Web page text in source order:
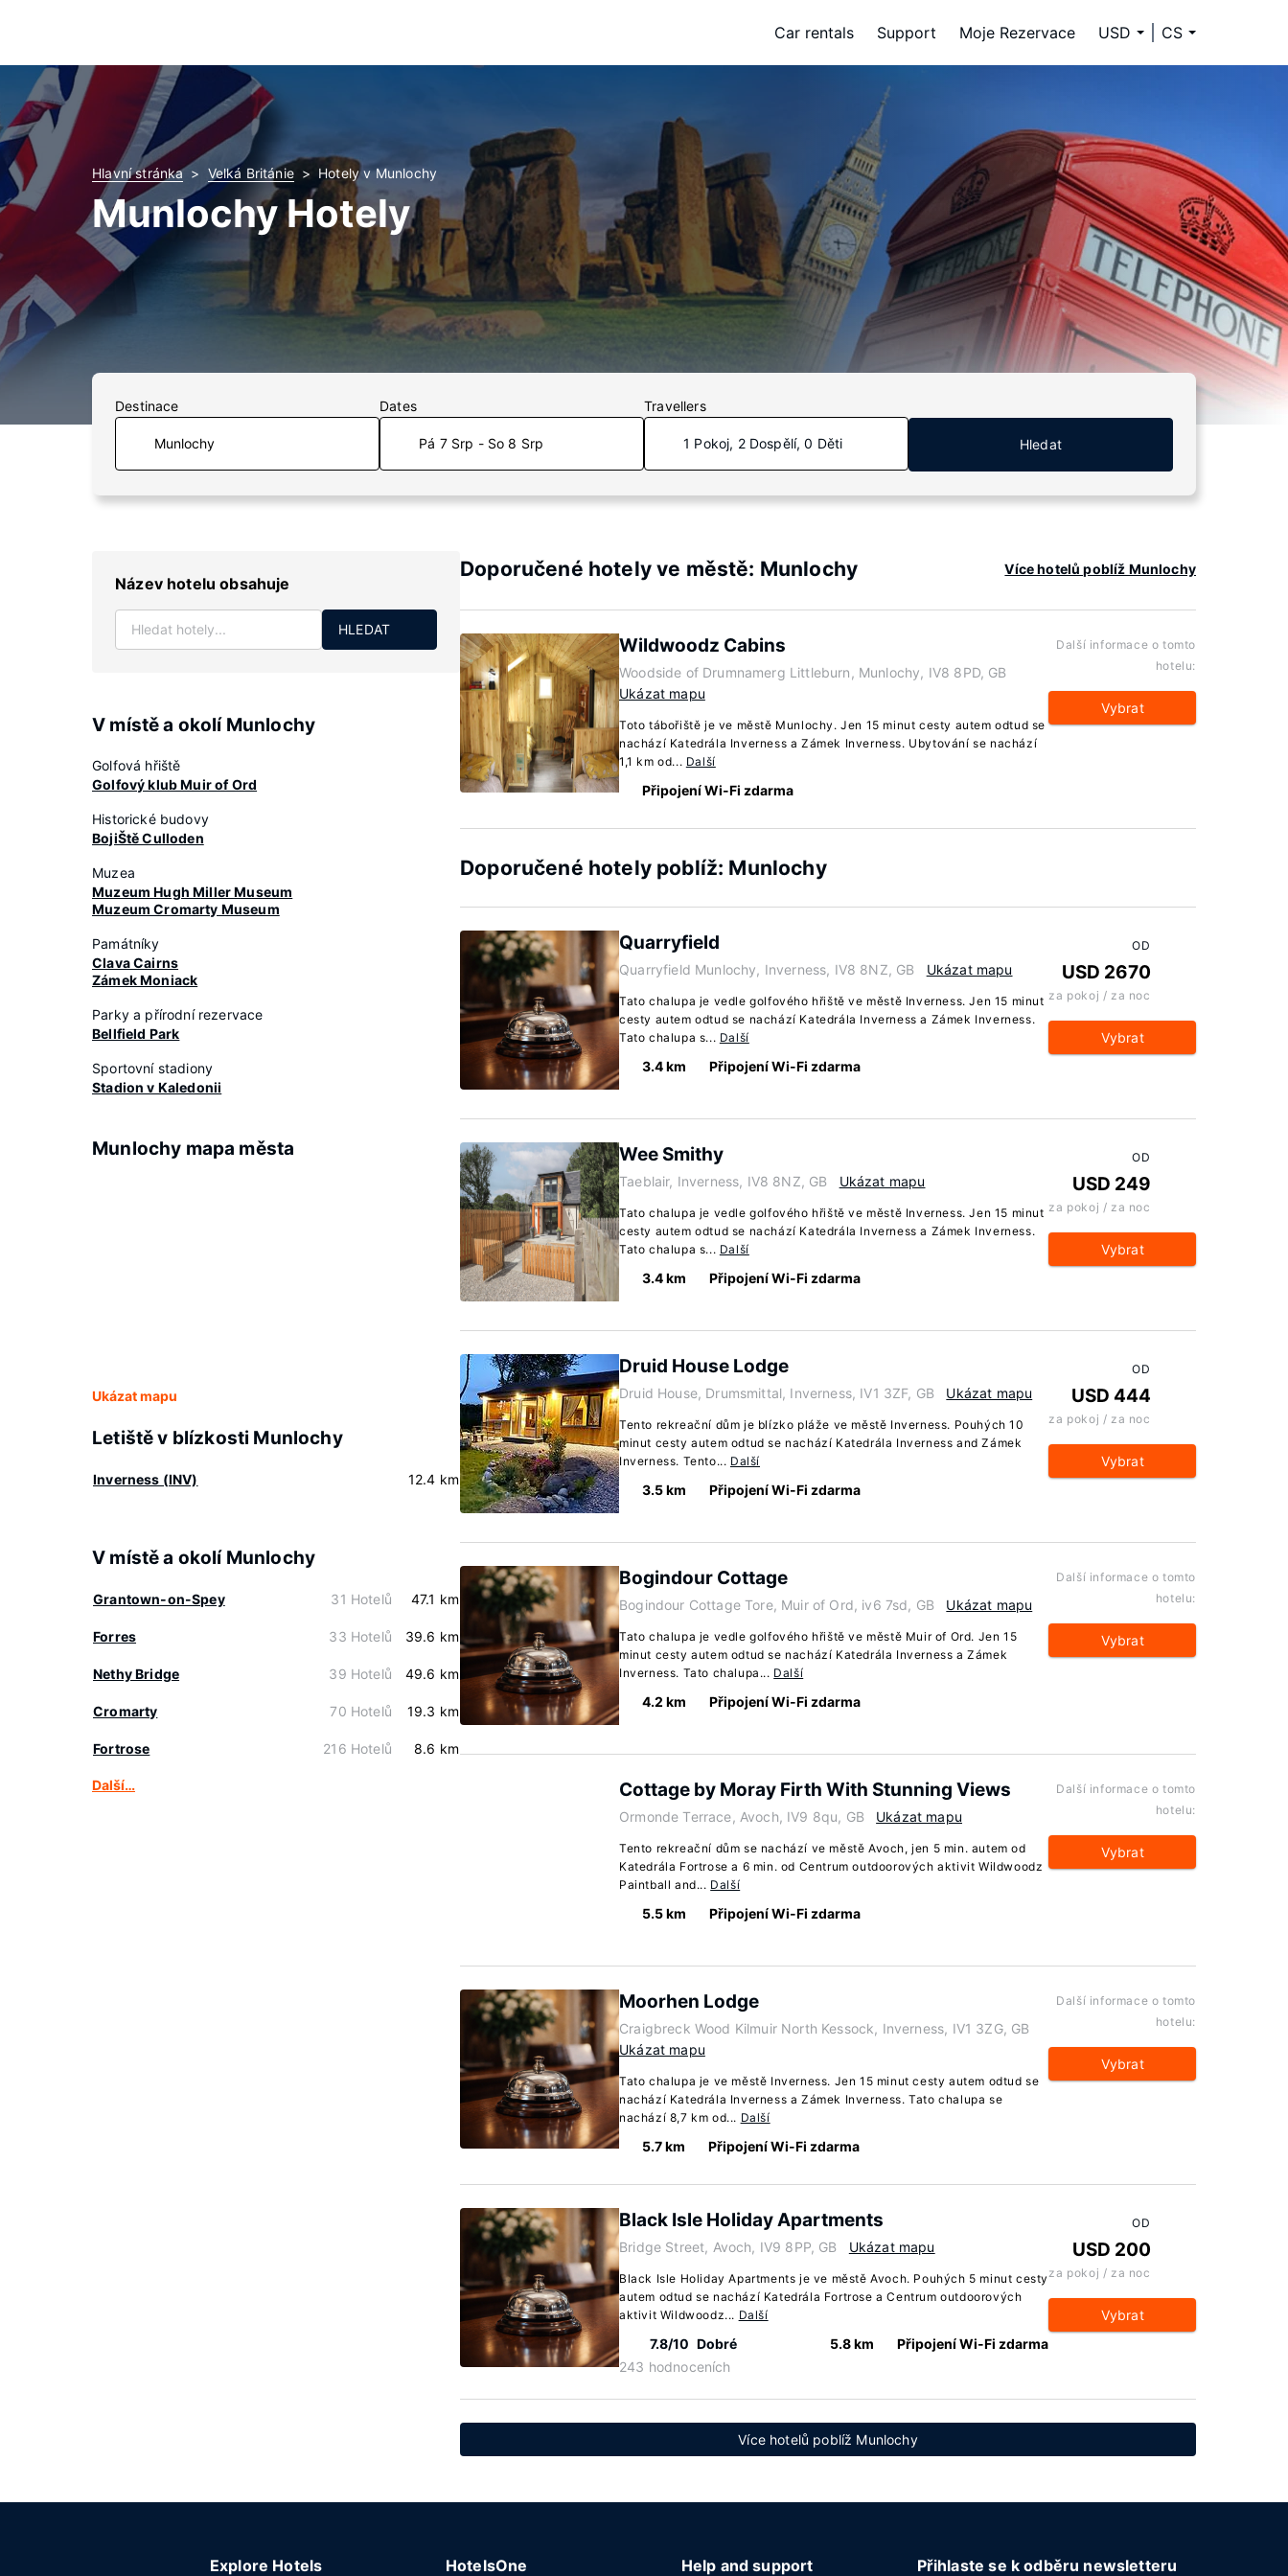
Car rentals Support Moje Rezervace USD CS
Hlavní stránka Velká Británie Hotely v Munlochy
Munlochy Hotely
Destinace Dates
Pá 7 Srp - So 8 Srp
Travellers
1 Pokoj, 2 Dospělí, 0 Děti Hledat
Název hotelu obsahuje
HLEDAT
V místě a okolí Munlochy
Golfová hřiště
Golfový klub Muir of Ord
Historické budovy
BojiŠtě Culloden
Muzea
Muzeum Hugh Miller Museum
Muzeum Cromarty Museum
Památníky
Clava Cairns
Zámek Moniack
Parky a přírodní rezervace
Bellfield Park
Sportovní stadiony
Stadion v Kaledonii
Munlochy mapa města
Ukázat mapu
Letiště v blízkosti Munlochy
Inverness (INV) 12.4 km
V místě a okolí Munlochy
Grantown-on-Spey 31 Hotelů 47.1 km
Forres 33 Hotelů 39.6 km
Nethy Bridge 39 Hotelů 49.6 km
Cromarty 70 Hotelů 19.3 km
Fortrose 216 Hotelů 8.6 km
Další…
Doporučené hotely ve městě: Munlochy Více hotelů poblíž Munlochy
Wildwoodz Cabins
Woodside of Drumnamerg Littleburn, Munlochy, IV8 8PD, GB
Ukázat mapu
Toto tábořiště je ve městě Munlochy. Jen 15 minut cesty autem odtud se
nachází Katedrála Inverness a Zámek Inverness. Ubytování se nachází
1,1 km od... Další
Připojení Wi-Fi zdarma
Další informace o tomto
hotelu:
Vybrat
Doporučené hotely poblíž: Munlochy
Quarryfield
Quarryfield Munlochy, Inverness, IV8 8NZ, GB Ukázat mapu
Tato chalupa je vedle golfového hřiště ve městě Inverness. Jen 15 minut
cesty autem odtud se nachází Katedrála Inverness a Zámek Inverness.
Tato chalupa s... Další
3.4 km Připojení Wi-Fi zdarma
OD
USD 2670
za pokoj / za noc
Vybrat
Wee Smithy
Taeblair, Inverness, IV8 8NZ, GB Ukázat mapu
Tato chalupa je vedle golfového hřiště ve městě Inverness. Jen 15 minut
cesty autem odtud se nachází Katedrála Inverness a Zámek Inverness.
Tato chalupa s... Další
3.4 km Připojení Wi-Fi zdarma
OD
USD 249
za pokoj / za noc
Vybrat
Druid House Lodge
Druid House, Drumsmittal, Inverness, IV1 3ZF, GB Ukázat mapu
Tento rekreační dům je blízko pláže ve městě Inverness. Pouhých 10
minut cesty autem odtud se nachází Katedrála Inverness and Zámek
Inverness. Tento... Další
3.5 km Připojení Wi-Fi zdarma
OD
USD 444
za pokoj / za noc
Vybrat
Bogindour Cottage
Bogindour Cottage Tore, Muir of Ord, iv6 7sd, GB Ukázat mapu
Tato chalupa je vedle golfového hřiště ve městě Muir of Ord. Jen 15
minut cesty autem odtud se nachází Katedrála Inverness a Zámek
Inverness. Tato chalupa... Další
4.2 km Připojení Wi-Fi zdarma
Další informace o tomto
hotelu:
Vybrat
Cottage by Moray Firth With Stunning Views
Ormonde Terrace, Avoch, IV9 8qu, GB Ukázat mapu
Tento rekreační dům se nachází ve městě Avoch, jen 5 min. autem od
Katedrála Fortrose a 6 min. od Centrum outdoorových aktivit Wildwoodz
Paintball and... Další
5.5 km Připojení Wi-Fi zdarma
Další informace o tomto
hotelu:
Vybrat
Moorhen Lodge
Craigbreck Wood Kilmuir North Kessock, Inverness, IV1 3ZG, GB
Ukázat mapu
Tato chalupa je ve městě Inverness. Jen 15 minut cesty autem odtud se
nachází Katedrála Inverness a Zámek Inverness. Tato chalupa se
nachází 8,7 km od... Další
5.7 km Připojení Wi-Fi zdarma
Další informace o tomto
hotelu:
Vybrat
Black Isle Holiday Apartments
Bridge Street, Avoch, IV9 8PP, GB Ukázat mapu
Black Isle Holiday Apartments je ve městě Avoch. Pouhých 5 minut cesty
autem odtud se nachází Katedrála Fortrose a Centrum outdoorových
aktivit Wildwoodz... Další
7.8/10 Dobré
243 hodnoceních
5.8 km Připojení Wi-Fi zdarma
OD
USD 200
za pokoj / za noc
Vybrat
Více hotelů poblíž Munlochy
Explore Hotels HotelsOne Help and support Přihlaste se k odběru newsletteru